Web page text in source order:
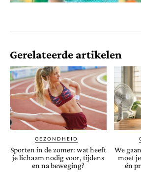
Gerelateerde artikelen
GEZONDHEID
Sporten in de zomer: wat heeft
je lichaam nodig voor, tijdens
en na beweging?
We
moet
én